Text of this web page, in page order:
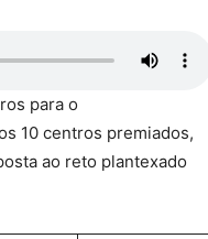
para o
10 centros premiados,
ao reto plantexado